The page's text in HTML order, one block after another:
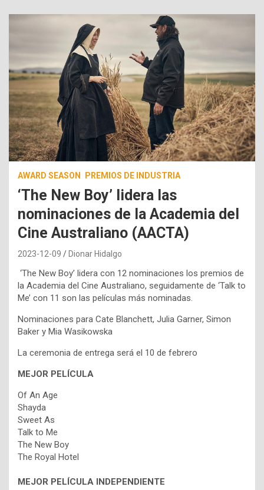
AWARD SEASON PREMIOS DE INDUSTRIA
‘The New Boy’ lidera las
nominaciones de la Academia del
Cine Australiano (AACTA)
2023-12-09 Dionar Hidalgo
‘The New Boy’ lidera con 12 nominaciones los premios de
la Academia del Cine Australiano, seguidamente de ‘Talk to
Me’ con 11 son las películas más nominadas.
Nominaciones para Cate Blanchett, Julia Garner, Simon
Baker y Mia Wasikowska
La ceremonia de entrega será el 10 de febrero
MEJOR PELÍCULA
Of An Age
Shayda
Sweet As
Talk to Me
The New Boy
The Royal Hotel
MEJOR PELÍCULA INDEPENDIENTE